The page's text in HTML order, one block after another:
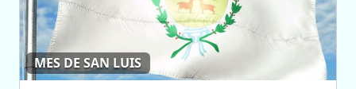
MES DE SAN LUIS